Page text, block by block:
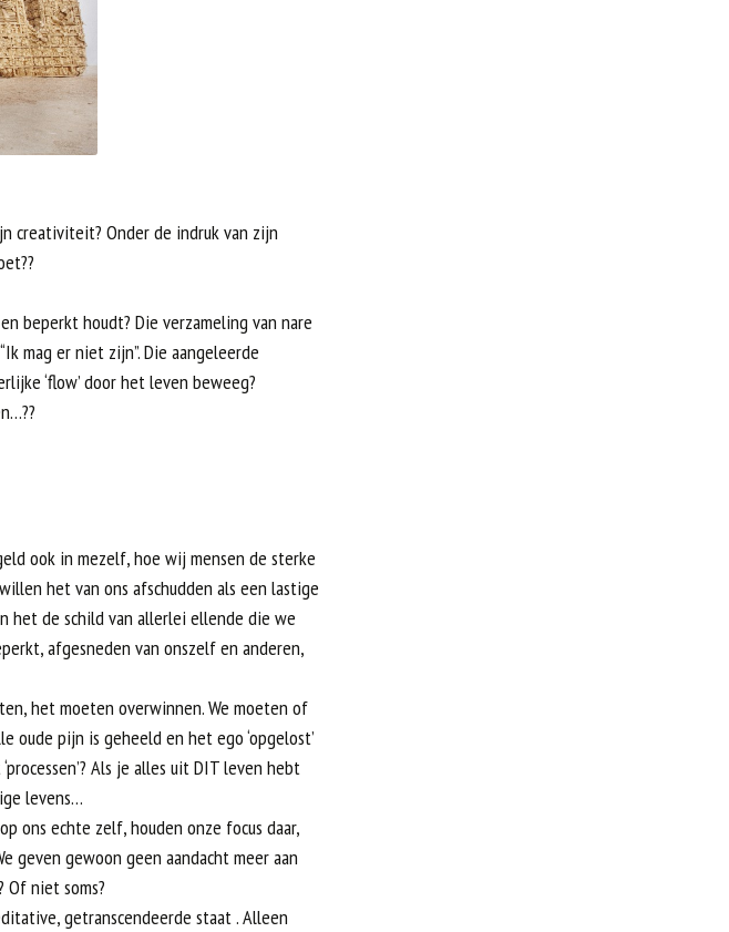
creativiteit? Onder de indruk van zijn
beperkt houdt? Die verzameling van nare
mag er niet zijn”. Die aangeleerde
‘flow’ door het leven beweeg?
ook in mezelf, hoe wij mensen de sterke
het van ons afschudden als een lastige
het de schild van allerlei ellende die we
afgesneden van onszelf en anderen,
het moeten overwinnen. We moeten of
pijn is geheeld en het ego ‘opgelost’
Als je alles uit DIT leven hebt
levens…
ons echte zelf, houden onze focus daar,
geven gewoon geen aandacht meer aan
niet soms?
getranscendeerde staat . Alleen